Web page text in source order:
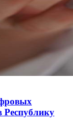
Республику